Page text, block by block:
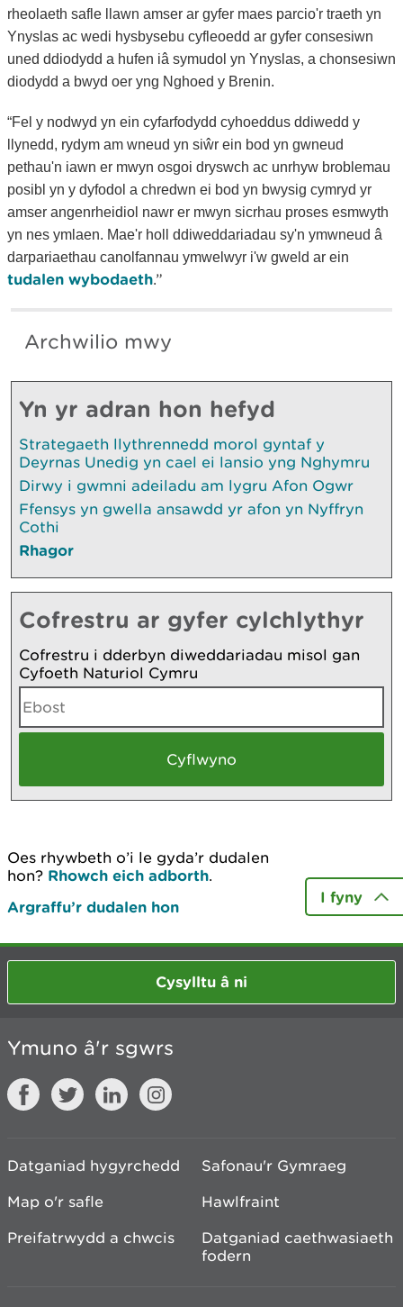
rheolaeth safle llawn amser ar gyfer maes parcio'r traeth yn
Ynyslas ac wedi hysbysebu cyfleoedd ar gyfer consesiwn
uned ddiodydd a hufen iâ symudol yn Ynyslas, a chonsesiwn
diodydd a bwyd oer yng Nghoed y Brenin.
“Fel y nodwyd yn ein cyfarfodydd cyhoeddus ddiwedd y
llynedd, rydym am wneud yn siŵr ein bod yn gwneud
pethau'n iawn er mwyn osgoi dryswch ac unrhyw broblemau
posibl yn y dyfodol a chredwn ei bod yn bwysig cymryd yr
amser angenrheidiol nawr er mwyn sicrhau proses esmwyth
yn nes ymlaen. Mae'r holl ddiweddariadau sy'n ymwneud â
darpariaethau canolfannau ymwelwyr i'w gweld ar ein
tudalen wybodaeth.”
Archwilio mwy
Yn yr adran hon hefyd
Strategaeth llythrennedd morol gyntaf y
Deyrnas Unedig yn cael ei lansio yng Nghymru
Dirwy i gwmni adeiladu am lygru Afon Ogwr
Ffensys yn gwella ansawdd yr afon yn Nyffryn
Cothi
Rhagor
Cofrestru ar gyfer cylchlythyr
Cofrestru i dderbyn diweddariadau misol gan
Cyfoeth Naturiol Cymru
Oes rhywbeth o’i le gyda’r dudalen
hon? Rhowch eich adborth.
Argraffu’r dudalen hon
I fyny
Cysylltu â ni
Ymuno â'r sgwrs
Datganiad hygyrchedd
Safonau'r Gymraeg
Map o'r safle
Hawlfraint
Preifatrwydd a chwcis
Datganiad caethwasiaeth
fodern